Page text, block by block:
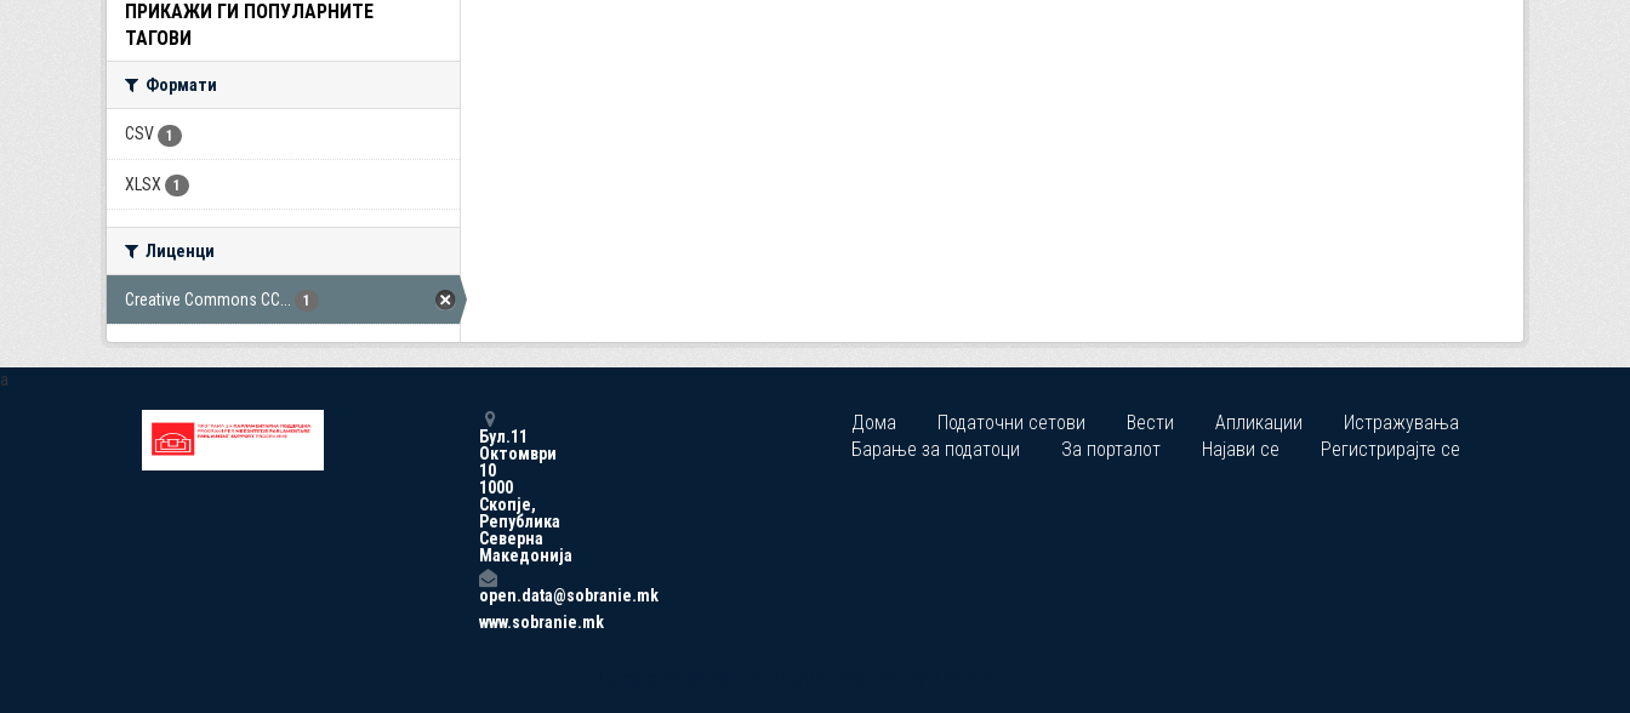
ПРИКАЖИ ГИ ПОПУЛАРНИТЕ
ТАГОВИ
Формати
CSV 1
XLSX 1
Лиценци
Creative Commons CC... 1
a
Бул.11
Октомври
10
1000
Скопје,
Република
Северна
Македонија
open.data@sobranie.mk
www.sobranie.mk
Дома Податочни сетови Вести Апликации
Истражувања
Барање за податоци
За порталот Најави се Регистрирајте се